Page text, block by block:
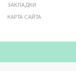
ЗАКЛАДКИ
КАРТА САЙТА